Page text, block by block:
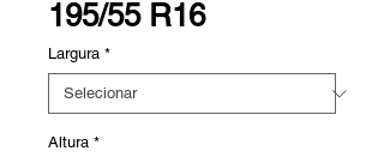
195/55 R16
Largura *
Altura *